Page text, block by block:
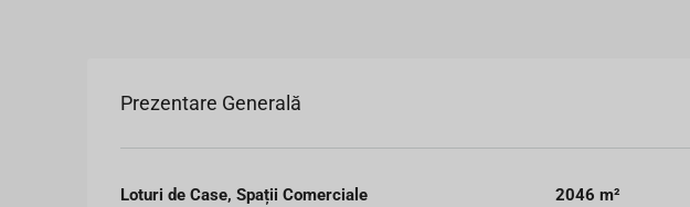
Prezentare Generală
Loturi de Case, Spații Comerciale
2046 m²